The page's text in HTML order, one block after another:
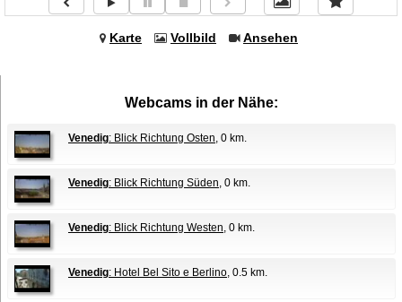
Karte Vollbild Ansehen
Webcams in der Nähe:
Venedig: Blick Richtung Osten, 0 km.
Venedig: Blick Richtung Süden, 0 km.
Venedig: Blick Richtung Westen, 0 km.
Venedig: Hotel Bel Sito e Berlino, 0.5 km.